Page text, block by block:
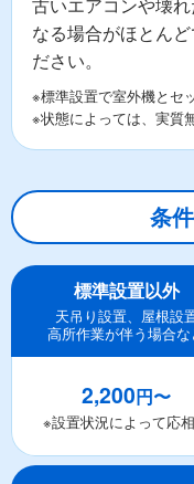
なる場合がほとん
ださい。
※標準設置で室外機とセ
※状態によっては、実質
条
標準設置以外
天吊り設置、屋根設
高所作業が伴う場合
2,200円〜
※設置状況によって応